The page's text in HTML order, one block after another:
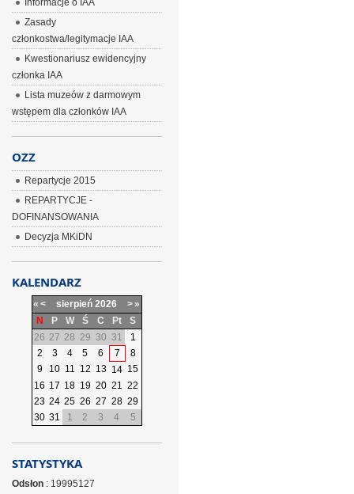
Informacje o IAA
Zasady
członkostwa/legitymacje IAA
Kwestionariusz ewidencyjny
członka IAA
Lista muzeów z darmowym
wstępem dla członków IAA
OZZ
Repartycje 2015
REPARTYCJE -
DOFINANSOWANIA
Decyzja MKiDN
KALENDARZ
« < sierpień 2026 >»
N
P W Ś C Pt
S
26 27 28 29 30 31
1
2
3 4 5 6 7
8
9
10 11 12 13 14 15
16 17 18 19 20 21 22
23 24 25 26 27 28 29
30 31 1 2 3 4 5
STATYSTYKA
Odsłon: 19995127